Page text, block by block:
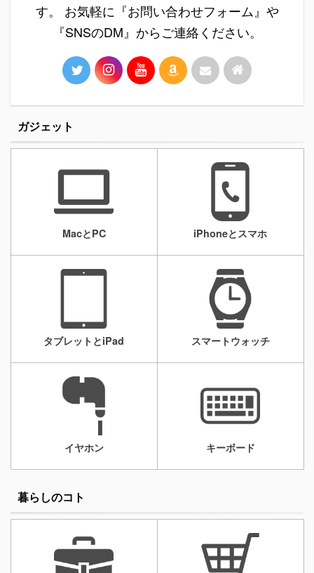
す。 お気軽に『お問い合わせフォーム』や
『SNSのDM』からご連絡ください。
ガジェット
MacとPC iPhoneとスマホ
タブレットとiPad スマートウォッチ
イヤホン キーボード
暮らしのコト